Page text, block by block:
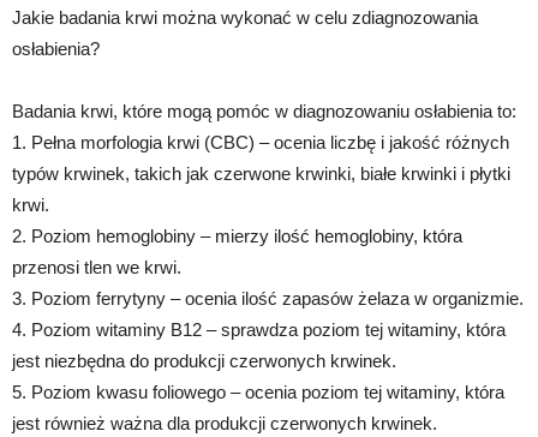
Jakie badania krwi można wykonać w celu zdiagnozowania
osłabienia?
Badania krwi, które mogą pomóc w diagnozowaniu osłabienia to:
1. Pełna morfologia krwi (CBC) – ocenia liczbę i jakość różnych
typów krwinek, takich jak czerwone krwinki, białe krwinki i płytki
krwi.
2. Poziom hemoglobiny – mierzy ilość hemoglobiny, która
przenosi tlen we krwi.
3. Poziom ferrytyny – ocenia ilość zapasów żelaza w organizmie.
4. Poziom witaminy B12 – sprawdza poziom tej witaminy, która
jest niezbędna do produkcji czerwonych krwinek.
5. Poziom kwasu foliowego – ocenia poziom tej witaminy, która
jest również ważna dla produkcji czerwonych krwinek.